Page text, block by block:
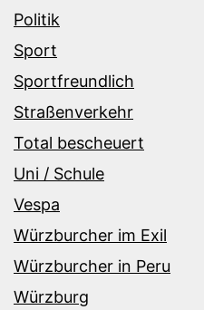
Politik
Sport
Sportfreundlich
Straßenverkehr
Total bescheuert
Uni / Schule
Vespa
Würzburcher im Exil
Würzburcher in Peru
Würzburg